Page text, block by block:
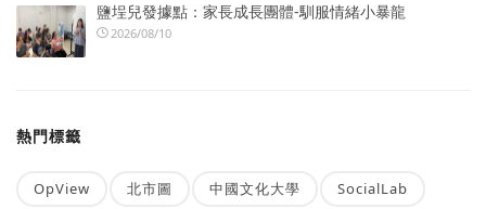
鹽埕兒發據點：家長成長團體-馴服情緒小暴龍
2026/08/10
熱門標籤
OpView 北市圖 中國文化大學 SocialLab